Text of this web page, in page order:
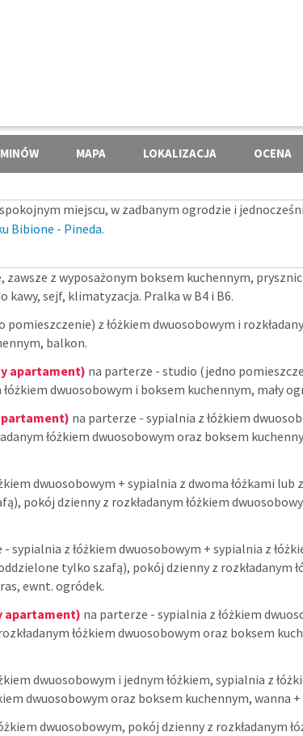
MAPA LOKALIZACJA OCENA
miejscu, w zadbanym ogrodzie i
Bibione - Pineda.
z wyposażonym boksem kuchennym,
kawy, sejf, klimatyzacja. Pralka w B4 i B6.
pomieszczenie) z łóżkiem dwuosobowym i
balkon.
apartament) na parterze - studio (jedno
dwuosobowym i boksem kuchennym, mały
na parterze - sypialnia z łóżkiem
łóżkiem dwuosobowym oraz boksem
dwuosobowym + sypialnia z dwoma łóżkami lub
pokój dzienny z rozkładanym łóżkiem
sypialnia z łóżkiem dwuosobowym + sypialnia z
tylko szafą), pokój dzienny z rozkładanym
ewnt. ogródek.
apartament) na parterze - sypialnia z łóżkiem
łóżkiem dwuosobowym oraz boksem
dwuosobowym i jednym łóżkiem, sypialnia z
dwuosobowym oraz boksem kuchennym, wanna +
dwuosobowym, pokój dzienny z rozkładanym